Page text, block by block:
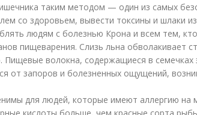
таким методом — один из самых
со здоровьем, вывести токсины и шлаки
людям с болезнью Крона и всем тем,
пищеварения. Слизь льна обволакивает
Пищевые волокна, содержащиеся в семечках
от запоров и болезненных ощущений,
для людей, которые имеют аллергию на